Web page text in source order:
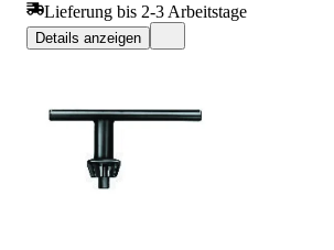
Lieferung bis 2-3 Arbeitstage
Details anzeigen